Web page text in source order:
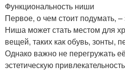
Полка в прихожей
Функциональность ниши
Первое, о чем стоит подумать,
Ниша может стать местом для
вещей, таких как обувь, зонты,
Однако важно не перегружать
эстетическую